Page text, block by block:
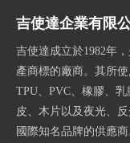
吉使達企業有限
吉使達成立於1982年
產商標的廠商。其所
TPU、PVC、橡膠、
皮、木片以及夜光、
國際知名品牌的供應商